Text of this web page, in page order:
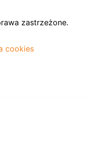
zastrzeżone.
cookies